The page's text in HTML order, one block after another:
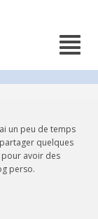
un peu de temps
quelques
avoir des
perso.